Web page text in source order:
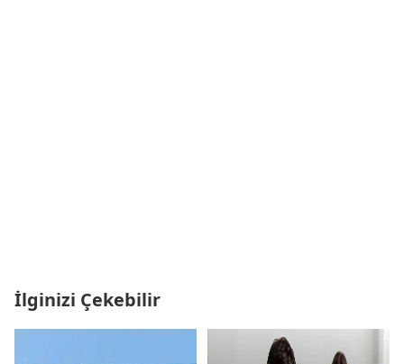
İlginizi Çekebilir